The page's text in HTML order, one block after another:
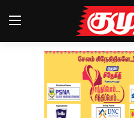
Magazines